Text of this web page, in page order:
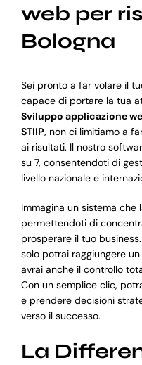
web per
Bologna
Sei pronto a far volare il
capace di portare la tua
Sviluppo applicazione
STIIP, non ci limitiamo a
ai risultati. Il nostro
su 7, consentendoti di
livello nazionale e
Immagina un sistema che
permettendoti di
prosperare il tuo
solo potrai raggiungere
avrai anche il controllo
Con un semplice clic,
e prendere decisioni
verso il successo.
La